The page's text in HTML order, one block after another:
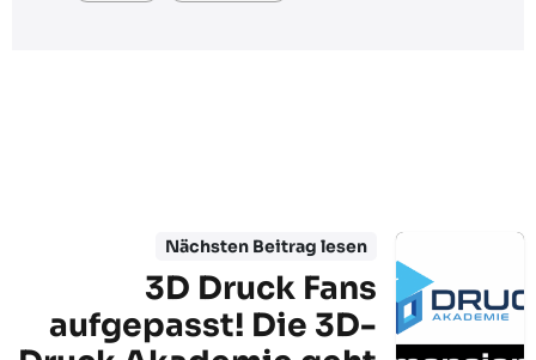
Nächsten Beitrag lesen
3D Druck Fans
aufgepasst! Die 3D-